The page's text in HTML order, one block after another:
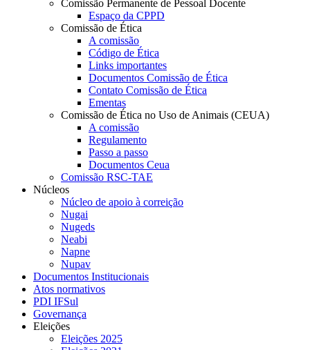
Comissão Permanente de Pessoal Docente
Espaço da CPPD
Comissão de Ética
A comissão
Código de Ética
Links importantes
Documentos Comissão de Ética
Contato Comissão de Ética
Ementas
Comissão de Ética no Uso de Animais (CEUA)
A comissão
Regulamento
Passo a passo
Documentos Ceua
Comissão RSC-TAE
Núcleos
Núcleo de apoio à correição
Nugai
Nugeds
Neabi
Napne
Nupav
Documentos Institucionais
Atos normativos
PDI IFSul
Governança
Eleições
Eleições 2025